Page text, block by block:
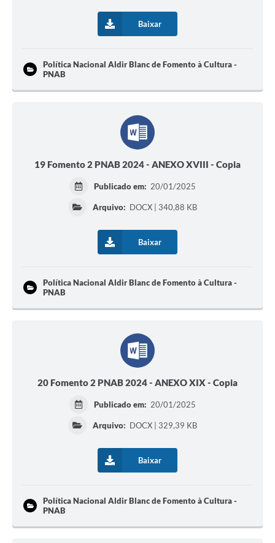
Baixar
Política Nacional Aldir Blanc de Fomento à Cultura -
PNAB
19 Fomento 2 PNAB 2024 - ANEXO XVIII - Copia
Publicado em: 20/01/2025
Arquivo: DOCX | 340,88 KB
Baixar
Política Nacional Aldir Blanc de Fomento à Cultura -
PNAB
20 Fomento 2 PNAB 2024 - ANEXO XIX - Copia
Publicado em: 20/01/2025
Arquivo: DOCX | 329,39 KB
Baixar
Política Nacional Aldir Blanc de Fomento à Cultura -
PNAB